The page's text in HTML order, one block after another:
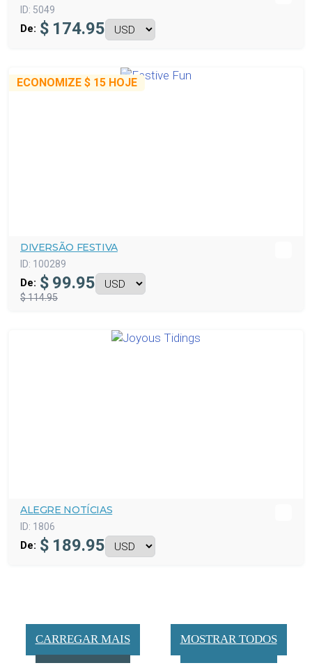
ID: 5049
De: $ 174.95
ECONOMIZE $ 15 HOJE
DIVERSÃO FESTIVA
ID: 100289
De: $ 99.95
$ 114.95
ALEGRE NOTÍCIAS
ID: 1806
De: $ 189.95
CARREGAR MAIS MOSTRAR TODOS